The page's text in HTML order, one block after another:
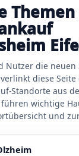
Nutzer die neuen
diese
Standorte aus
wichtige
und